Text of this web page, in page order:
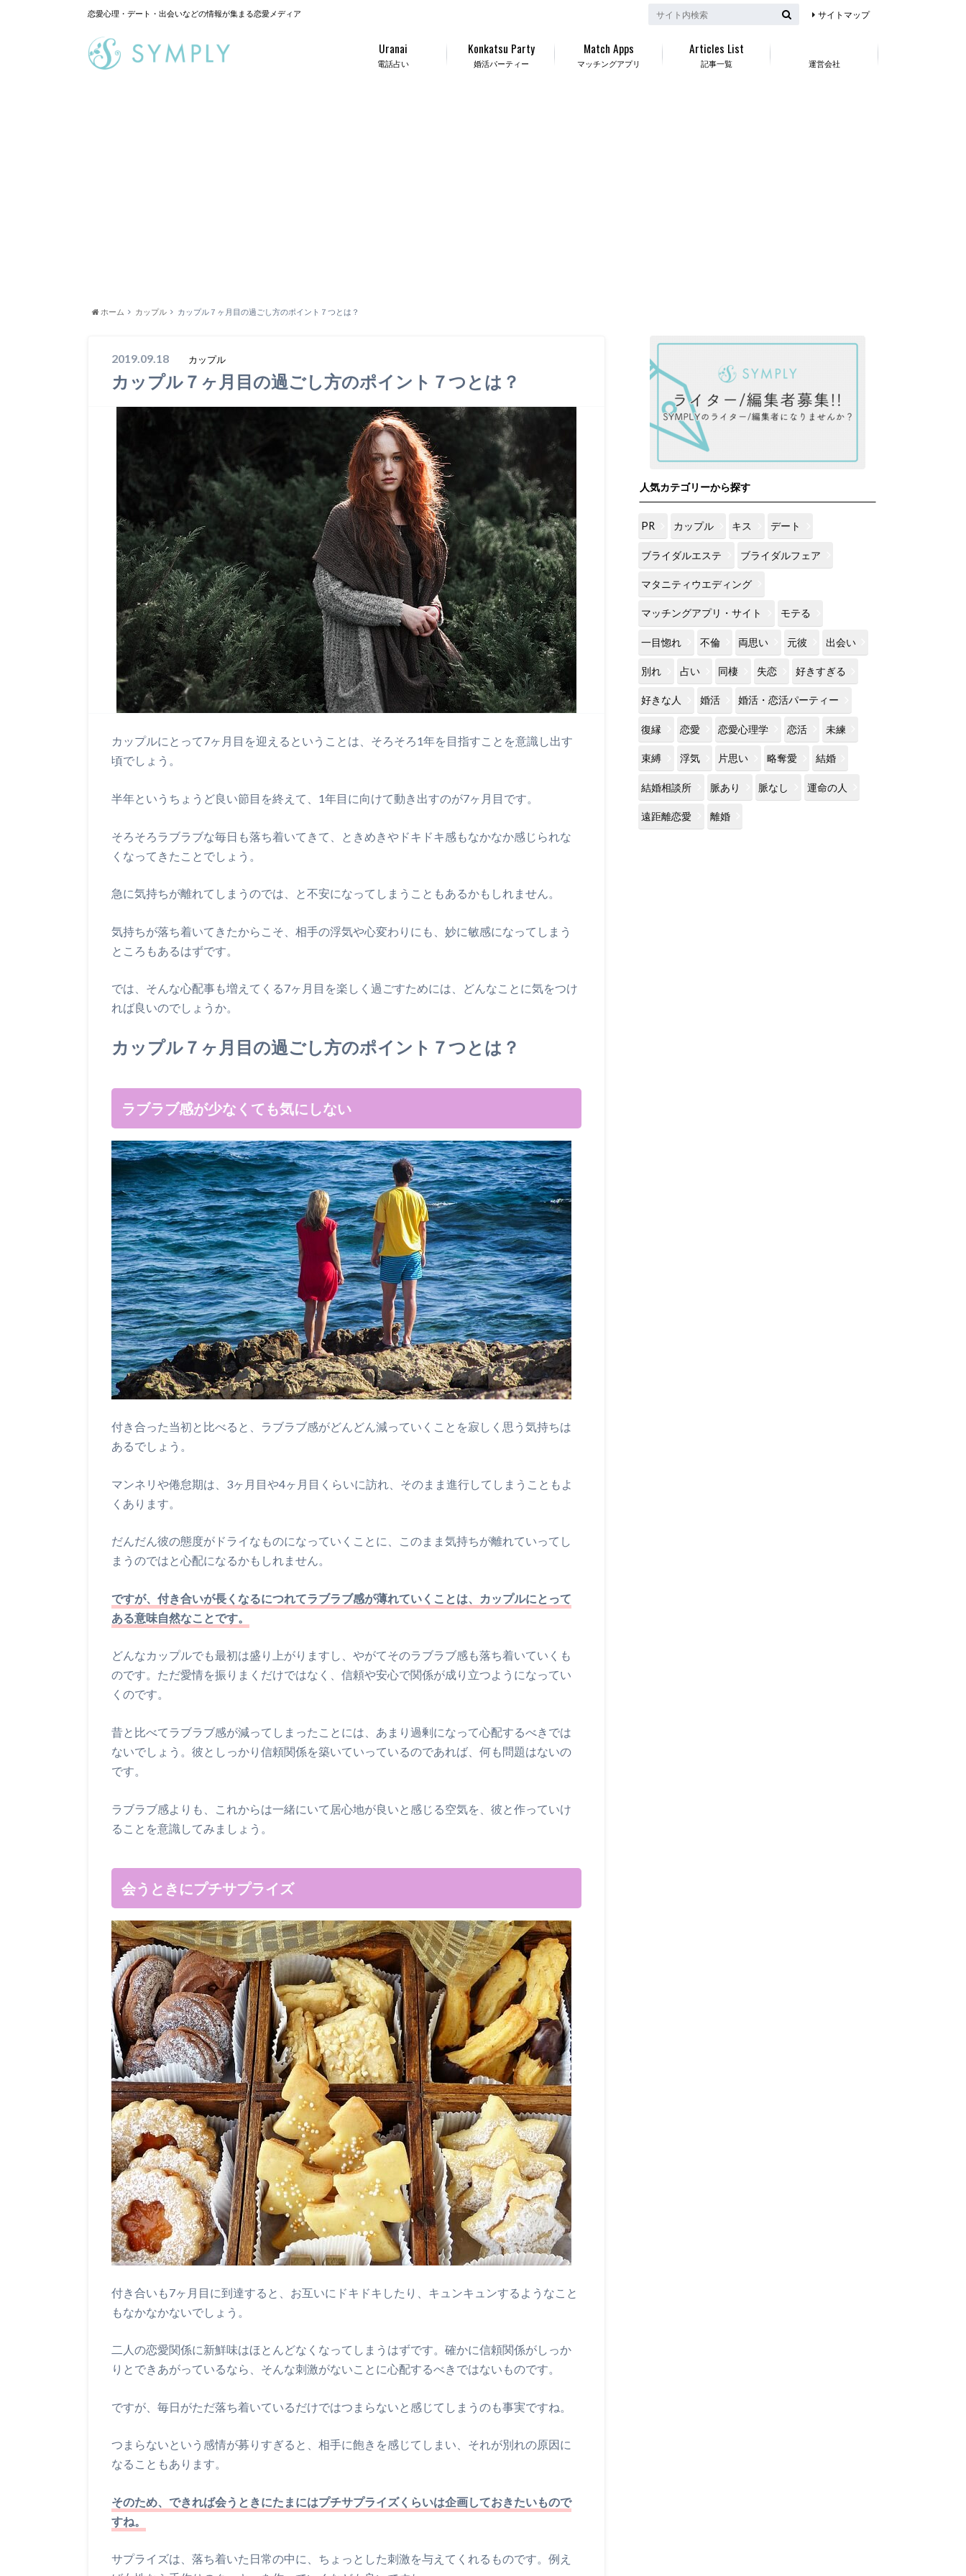
恋愛心理・デート・出会いなどの情報が集まる恋愛メディア サイトマップ
電話占い
Uranai
婚活パーティー
Konkatsu Party
マッチングアプリ
Match Apps
記事一覧
Articles List
運営会社
ホーム カップル カップル７ヶ月目の過ごし方のポイント７つとは？
2019.09.18 カップル
カップル７ヶ月目の過ごし方のポイント７つとは？
カップルにとって7ヶ月目を迎えるということは、そろそろ1年を目指すことを意識し出す
頃でしょう。
半年というちょうど良い節目を終えて、1年目に向けて動き出すのが7ヶ月目です。
そろそろラブラブな毎日も落ち着いてきて、ときめきやドキドキ感もなかなか感じられな
くなってきたことでしょう。
急に気持ちが離れてしまうのでは、と不安になってしまうこともあるかもしれません。
気持ちが落ち着いてきたからこそ、相手の浮気や心変わりにも、妙に敏感になってしまう
ところもあるはずです。
では、そんな心配事も増えてくる7ヶ月目を楽しく過ごすためには、どんなことに気をつけ
れば良いのでしょうか。
カップル７ヶ月目の過ごし方のポイント７つとは？
ラブラブ感が少なくても気にしない
付き合った当初と比べると、ラブラブ感がどんどん減っていくことを寂しく思う気持ちは
あるでしょう。
マンネリや倦怠期は、3ヶ月目や4ヶ月目くらいに訪れ、そのまま進行してしまうこともよ
くあります。
だんだん彼の態度がドライなものになっていくことに、このまま気持ちが離れていってし
まうのではと心配になるかもしれません。
ですが、付き合いが長くなるにつれてラブラブ感が薄れていくことは、カップルにとって
ある意味自然なことです。
どんなカップルでも最初は盛り上がりますし、やがてそのラブラブ感も落ち着いていくも
のです。ただ愛情を振りまくだけではなく、信頼や安心で関係が成り立つようになってい
くのです。
昔と比べてラブラブ感が減ってしまったことには、あまり過剰になって心配するべきでは
ないでしょう。彼としっかり信頼関係を築いていっているのであれば、何も問題はないの
です。
ラブラブ感よりも、これからは一緒にいて居心地が良いと感じる空気を、彼と作っていけ
ることを意識してみましょう。
会うときにプチサプライズ
付き合いも7ヶ月目に到達すると、お互いにドキドキしたり、キュンキュンするようなこと
もなかなかないでしょう。
二人の恋愛関係に新鮮味はほとんどなくなってしまうはずです。確かに信頼関係がしっか
りとできあがっているなら、そんな刺激がないことに心配するべきではないものです。
ですが、毎日がただ落ち着いているだけではつまらないと感じてしまうのも事実ですね。
つまらないという感情が募りすぎると、相手に飽きを感じてしまい、それが別れの原因に
なることもあります。
そのため、できれば会うときにたまにはプチサプライズくらいは企画しておきたいもので
すね。
サプライズは、落ち着いた日常の中に、ちょっとした刺激を与えてくれるものです。例え
人気カテゴリーから探す
PR カップル キス デート
ブライダルエステ ブライダルフェア
マタニティウエディング
マッチングアプリ・サイト モテる
一目惚れ 不倫 両思い 元彼 出会い
別れ 占い 同棲 失恋 好きすぎる
好きな人 婚活 婚活・恋活パーティー
復縁 恋愛 恋愛心理学 恋活 未練
束縛 浮気 片思い 略奪愛 結婚
結婚相談所 脈あり 脈なし 運命の人
遠距離恋愛 離婚